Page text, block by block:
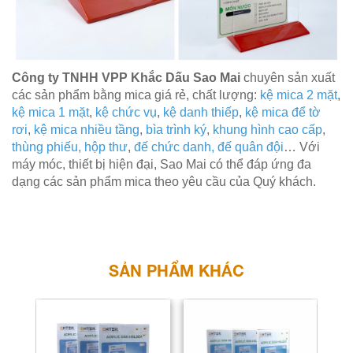
Công ty TNHH VPP Khắc Dấu Sao Mai chuyên sản xuất
các sản phẩm bằng mica giá rẻ, chất lượng: kệ mica 2 mặt,
kệ mica 1 mặt, kệ chức vụ, kệ danh thiếp, kệ mica để tờ
rơi, kệ mica nhiều tầng, bìa trình ký, khung hình cao cấp,
thùng phiếu, hộp thư, đế chức danh, đế quân đội… Với
máy móc, thiết bị hiện đại, Sao Mai có thể đáp ứng đa
dạng các sản phẩm mica theo yêu cầu của Quý khách.
SẢN PHẨM KHÁC